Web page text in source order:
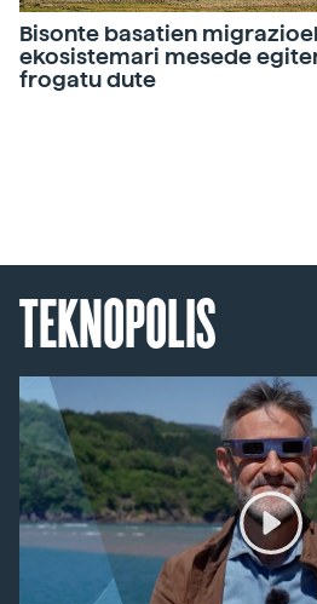
Bisonte basatien
ekosistemari mesede
frogatu dute
TEKNOPOLIS